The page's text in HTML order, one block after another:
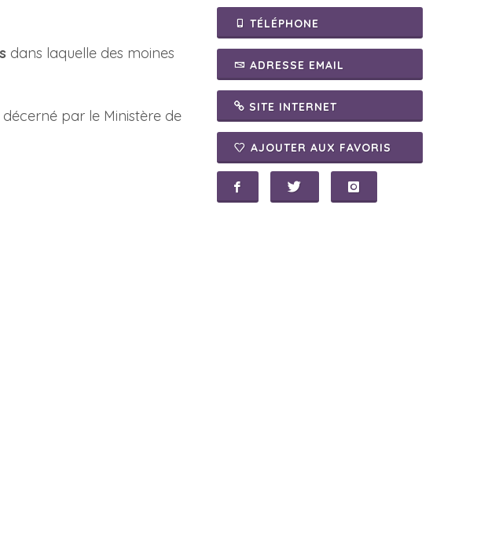
dans laquelle des moines
décerné par le Ministère de
TÉLÉPHONE
ADRESSE EMAIL
SITE INTERNET
AJOUTER AUX FAVORIS